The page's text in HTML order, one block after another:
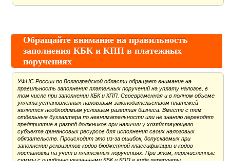
Обращайте внимание на правильность
заполнения КБК и КПП в платежных
поручениях
УФНС России по Волгоградской области обращает внимание на
правильность заполнения платежных поручений на уплату налогов, в
том числе при заполнении КБК и КПП. Своевременная и в полном объеме
уплата установленных налоговым законодательством платежей
является необходимым условием развития бизнеса. Вместе с тем
отдельные бухгалтера по невнимательности или не знанию переводят
предприятие в разряд должников при наличии у хозяйствующего
субъекта финансовых ресурсов для исполнения своих налоговых
обязательств. Происходит это из-за ошибок, допускаемых при
заполнении реквизитов кодов бюджетной классификации и кодов
постановки на учет в платежных поручениях. При этом, перечисленные